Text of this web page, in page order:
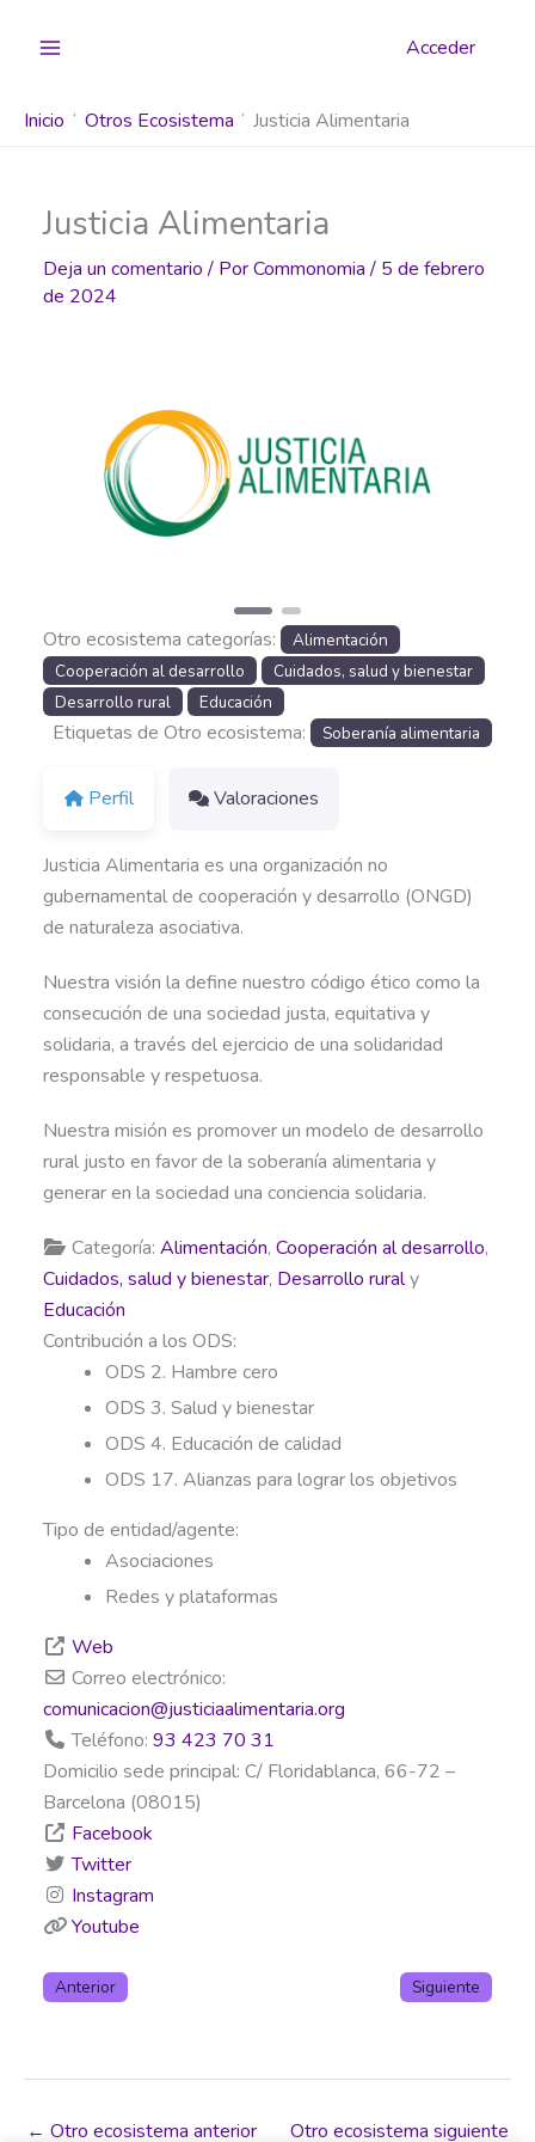
Acceder
Inicio Otros Ecosistema Justicia Alimentaria
Justicia Alimentaria
Deja un comentario / PorCommonomia/ 5 de febrero
de 2024
Anterior
Otro ecosistema categorías:
Alimentación
Cooperación al desarrollo
Cuidados, salud y bienestar
Desarrollo rural
Educación
Etiquetas de Otro ecosistema: Soberanía alimentaria
Perfil Valoraciones
Justicia Alimentaria es una organización no
gubernamental de cooperación y desarrollo (ONGD)
de naturaleza asociativa.
Nuestra visión la define nuestro código ético como la
consecución de una sociedad justa, equitativa y
solidaria, a través del ejercicio de una solidaridad
responsable y respetuosa.
Nuestra misión es promover un modelo de desarrollo
rural justo en favor de la soberanía alimentaria y
generar en la sociedad una conciencia solidaria.
Categoría: Alimentación, Cooperación al desarrollo,
Cuidados, salud y bienestar, Desarrollo ruraly
Educación
Contribución a los ODS:
ODS 2. Hambre cero
ODS 3. Salud y bienestar
ODS 4. Educación de calidad
ODS 17. Alianzas para lograr los objetivos
Tipo de entidad/agente:
Asociaciones
Redes y plataformas
Web
Correo electrónico:
comunicacion@justiciaalimentaria.org
Teléfono: 93 423 70 31
Domicilio sede principal: C/ Floridablanca, 66-72 –
Barcelona (08015)
Facebook
Twitter
Instagram
Youtube
Anterior Siguiente
← Otro ecosistema anterior Otro ecosistema siguiente